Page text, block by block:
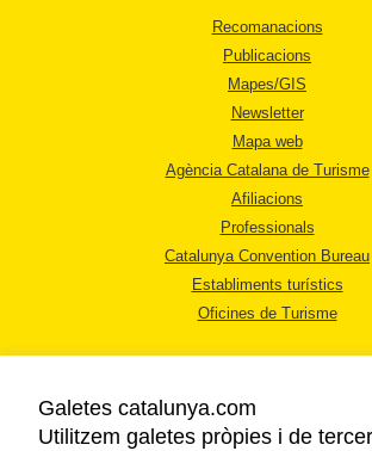
Recomanacions
Publicacions
Mapes/GIS
Newsletter
Mapa web
Agència Catalana de Turisme
Afiliacions
Professionals
Catalunya Convention Bureau
Establiments turístics
Oficines de Turisme
Galetes catalunya.com
Utilitzem galetes pròpies i de